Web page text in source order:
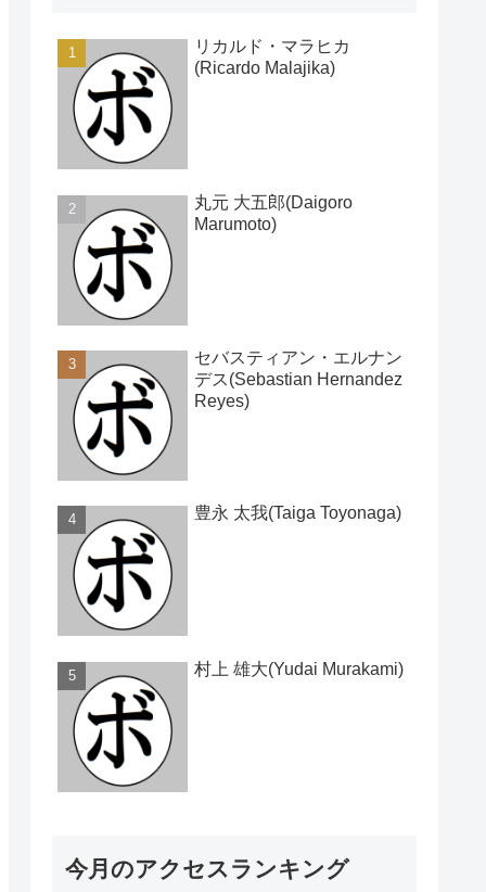
リカルド・マラヒカ
(Ricardo Malajika)
丸元 大五郎(Daigoro
Marumoto)
セバスティアン・エルナン
デス(Sebastian Hernandez
Reyes)
豊永 太我(Taiga Toyonaga)
村上 雄大(Yudai Murakami)
今月のアクセスランキング